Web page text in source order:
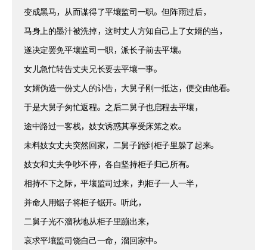
变成黑马，从而谋得了平壤监司一职。但阵雨过后，
马身上的墨汁被洗掉，这时丈人方知自己上了女婿的当，
遂决定罢免平壤监司一职，派长子前去平壤。
女儿急忙转告丈夫兄长要去平壤一事。
女婿伪造一份丈人的讣告，大舅子刚一抵达，便交由他看。
于是大舅子匆忙返程。之后二舅子也启程去平壤，
途中路过一客栈，妓女诱惑其享受床笫之欢。
未料妓女丈夫突然回家，二舅子跑到柜子里躲了起来。
妓女和丈夫争吵不停，各自坚持柜子归己所有。
相持不下之际，平壤监司过来，判柜子一人一半，
并命人用锯子将柜子锯开。听此，
二舅子光不溜秋地从柜子里蹦出来，
哀求平壤监司饶自己一命，溜回家中。